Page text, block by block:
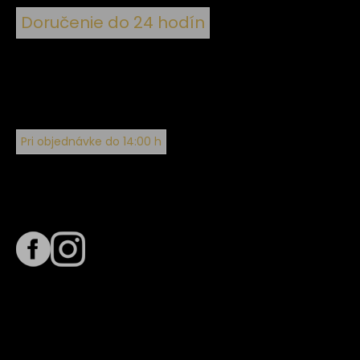
Doručenie do 24 hodín
Pri objednávke do 14:00 h